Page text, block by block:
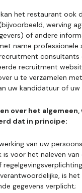
het restaurant ook
werving
of andere
name professionele
consultants
recruitment
u te verzamelen
uw kandidatuur of uw
over het algemeen,
dat in principe:
van uw
is voor het naleven van
is het
gegevens verplicht;